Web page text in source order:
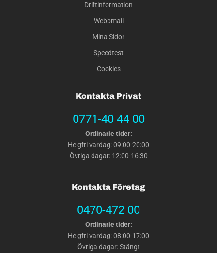
Driftinformation
Webbmail
Mina Sidor
Speedtest
Cookies
Kontakta Privat
0771-40 44 00
Ordinarie tider:
Helgfri vardag: 09:00-20:00
Övriga dagar: 12:00-16:30
Kontakta Företag
0470-472 00
Ordinarie tider:
Helgfri vardag: 08:00-17:00
Övriga dagar: Stängt